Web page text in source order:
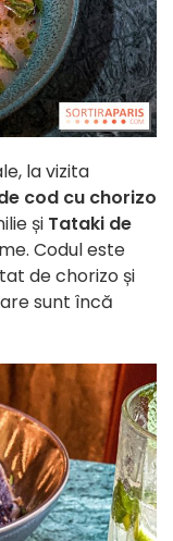
la vizita
cod cu chorizo
și Tataki de
Codul este
de chorizo și
sunt încă